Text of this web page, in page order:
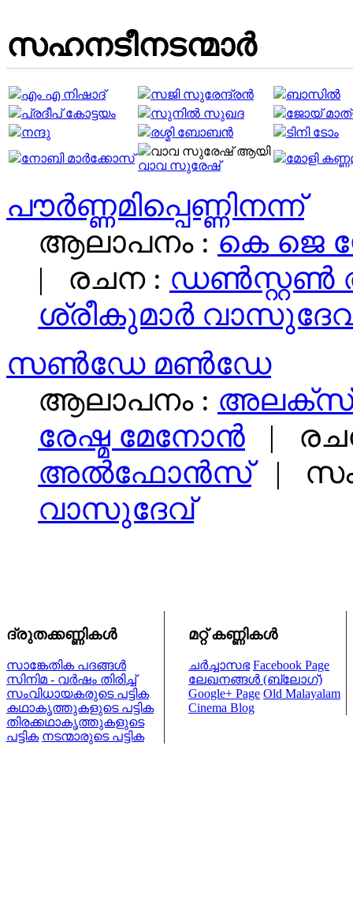
സഹനടീനടന്മാര്‍
എം എ നിഷാദ് സജി സുരേന്ദ്രൻ
ബാസില്‍
പ്രദീപ്‌ കോട്ടയം
സുനില്‍ സുഖദ
ജോയ്
നന്ദു
രശ്മി ബോബന്‍
ടിനി ടോം
നോബി മാർക്കോസ്
വാവ സുരേഷ് ആയി
വാവ സുരേഷ്
മോളി
പൗർണ്ണമിപ്പെണ്ണിനന്ന്
ആലാപനം : കെ ജെ
| രചന :
ശ്രീകുമാർ
സൺ‌ഡേ മൺ‌ഡേ
ആലാപനം : അലക്സ്
രേഷ്മ മേനോൻ |
അൽ‌ഫോൻസ്|
വാസുദേവ്
ദ്രുതക്കണ്ണികള്‍
സാങ്കേതിക പദങ്ങള്‍
സിനിമ - വര്‍ഷം തിരിച്ച്
സംവിധായകരുടെ പട്ടിക
കഥാകൃത്തുകളുടെ പട്ടിക
തിരക്കഥാകൃത്തുകളുടെ
പട്ടിക നടന്മാരുടെ പട്ടിക
മറ്റ് കണ്ണികള്‍
ചര്‍ച്ചാസഭ Facebook Page
ലേഖനങ്ങള്‍ (ബ്ലോഗ്)
Google+ Page Old Malayalam
Cinema Blog